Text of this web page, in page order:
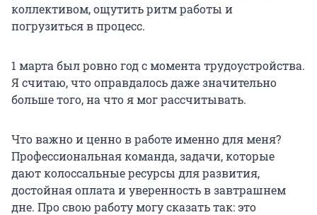
коллективом, ощутить ритм работы и
погрузиться в процесс.
1 марта был ровно год с момента трудоустройства.
Я считаю, что оправдалось даже значительно
больше того, на что я мог рассчитывать.
Что важно и ценно в работе именно для меня?
Профессиональная команда, задачи, которые
дают колоссальные ресурсы для развития,
достойная оплата и уверенность в завтрашнем
дне. Про свою работу могу сказать так: это